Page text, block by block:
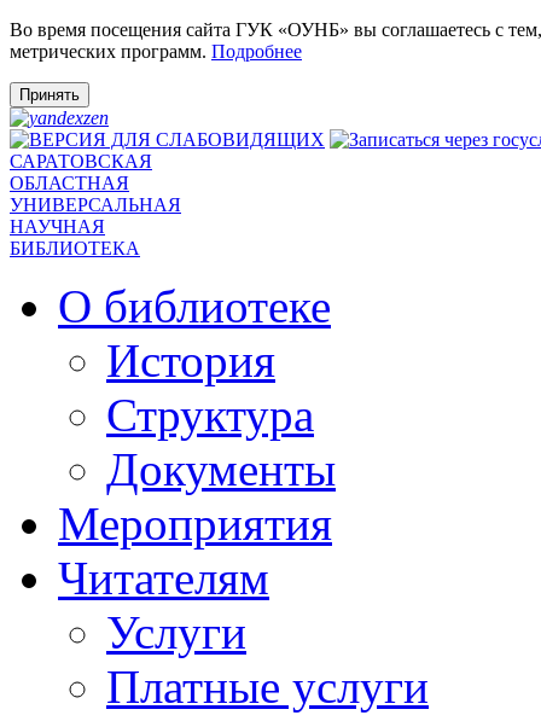
Во время посещения сайта ГУК «ОУНБ» вы соглашаетесь с
метрических программ. Подробнее
Принять
САРАТОВСКАЯ
ОБЛАСТНАЯ
УНИВЕРСАЛЬНАЯ
НАУЧНАЯ
БИБЛИОТЕКА
О библиотеке
История
Структура
Документы
Мероприятия
Читателям
Услуги
Платные услуги